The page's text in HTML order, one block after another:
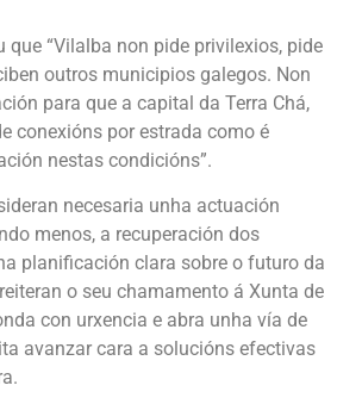
que “Vilalba non pide privilexios, pide
outros municipios galegos. Non
para que a capital da Terra Chá,
conexións por estrada como é
nestas condicións”.
necesaria unha actuación
menos, a recuperación dos
planificación clara sobre o futuro da
o seu chamamento á Xunta de
con urxencia e abra unha vía de
avanzar cara a solucións efectivas